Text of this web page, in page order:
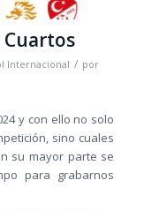
Cuartos
Internacional / por
y con ello no solo
sino cuales
su mayor parte se
para grabarnos